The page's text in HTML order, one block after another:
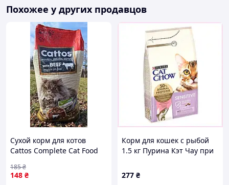
Похожее у других продавцов
Сухой корм для котов
Cattos Complete Cat Food
148 ₴
185₴
Корм для кошек с рыбой
1.5 кг Пурина Кэт Чау при
88H189H72X
277 ₴